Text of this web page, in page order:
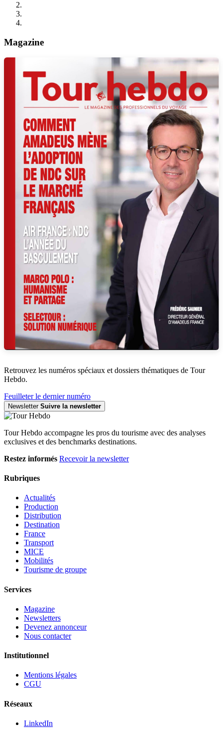
Magazine
Retrouvez les numéros spéciaux et dossiers thématiques de Tour
Hebdo.
Feuilleter le dernier numéro
Newsletter Suivre la newsletter
Tour Hebdo accompagne les pros du tourisme avec des analyses
exclusives et des benchmarks destinations.
Restez informés Recevoir la newsletter
Rubriques
Actualités
Production
Distribution
Destination
France
Transport
MICE
Mobilités
Tourisme de groupe
Services
Magazine
Newsletters
Devenez annonceur
Nous contacter
Institutionnel
Mentions légales
CGU
Réseaux
LinkedIn